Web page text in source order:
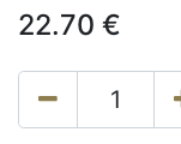
22.70 €